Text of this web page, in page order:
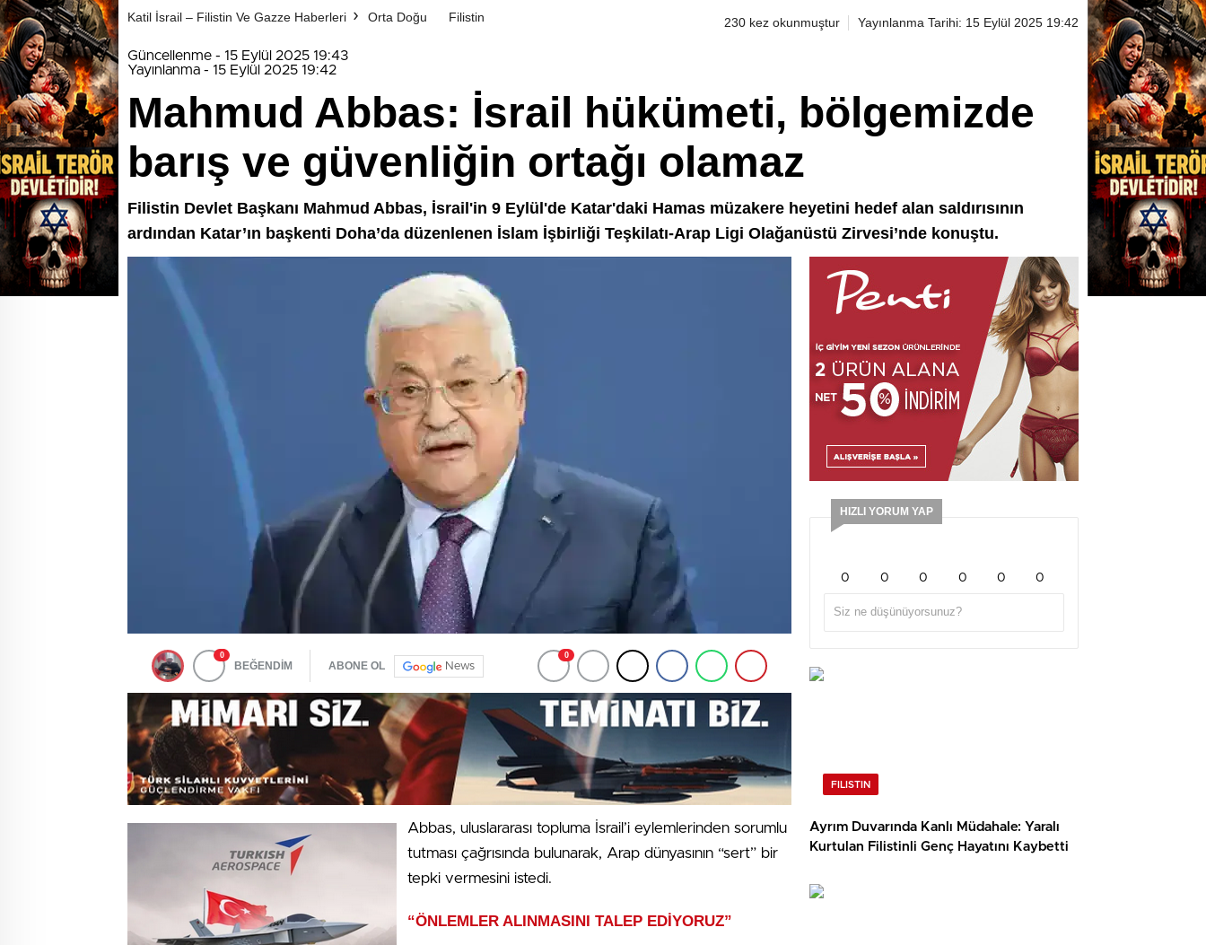
Katil İsrail – Filistin Ve Gazze Haberleri Orta Doğu Filistin 230 kez okunmuştur Yayınlanma Tarihi: 15 Eylül 2025 19:42
Güncellenme - 15 Eylül 2025 19:43
Yayınlanma - 15 Eylül 2025 19:42
Mahmud Abbas: İsrail hükümeti, bölgemizde
barış ve güvenliğin ortağı olamaz
Filistin Devlet Başkanı Mahmud Abbas, İsrail'in 9 Eylül'de Katar'daki Hamas müzakere heyetini hedef alan saldırısının
ardından Katar’ın başkenti Doha’da düzenlenen İslam İşbirliği Teşkilatı-Arap Ligi Olağanüstü Zirvesi’nde konuştu.
0
BEĞENDİM ABONE OL News
0
Abbas, uluslararası topluma İsrail’i eylemlerinden sorumlu
tutması çağrısında bulunarak, Arap dünyasının “sert” bir
tepki vermesini istedi.
“ÖNLEMLER ALINMASINI TALEP EDİYORUZ”
HIZLI YORUM YAP
0 0 0 0 0 0
FILISTIN
Ayrım Duvarında Kanlı Müdahale: Yaralı
Kurtulan Filistinli Genç Hayatını Kaybetti